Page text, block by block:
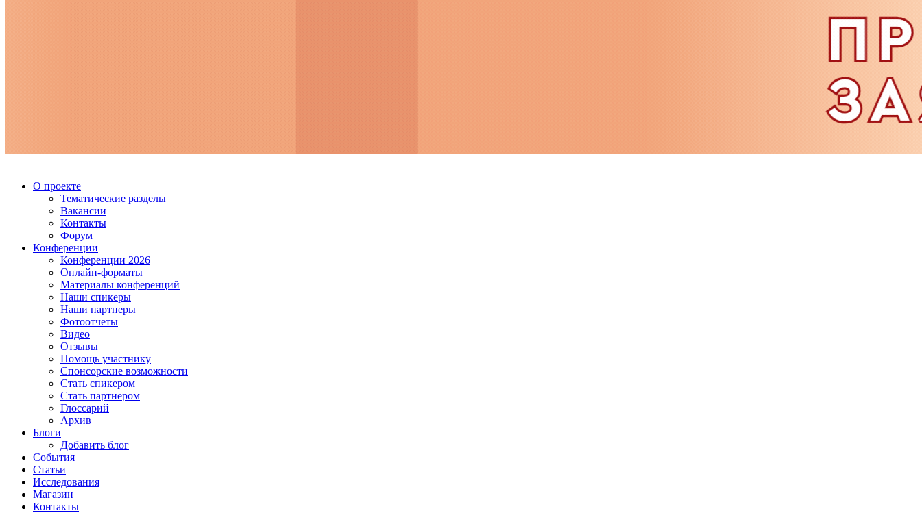
О проекте
Тематические разделы
Вакансии
Контакты
Форум
Конференции
Конференции 2026
Онлайн-форматы
Материалы конференций
Наши спикеры
Наши партнеры
Фотоотчеты
Видео
Отзывы
Помощь участнику
Спонсорские возможности
Стать спикером
Стать партнером
Глоссарий
Архив
Блоги
Добавить блог
События
Статьи
Исследования
Магазин
Контакты